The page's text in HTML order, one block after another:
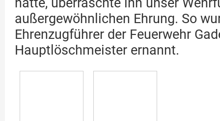
außergewöhnlichen Ehrung. So
Ehrenzugführer der Feuerwehr
Hauptlöschmeister ernannt.